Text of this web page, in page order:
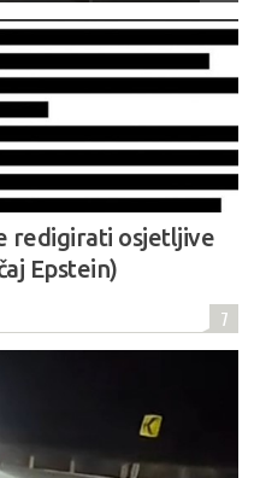
redigirati osjetljive
Epstein)
7